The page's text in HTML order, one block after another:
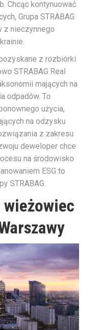
Chcąc kontynuować
Grupa STRABAG
z nieczynnego
z rozbiórki
STRABAG Real
mających na
odpadów. To
użycia,
na odzysku
z zakresu
deweloper chce
na środowisko
ESG to
STRABAG.
wieżowiec